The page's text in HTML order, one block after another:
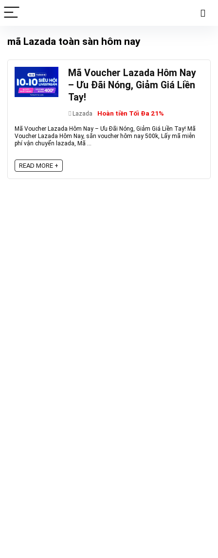
mã Lazada toàn sàn hôm nay
Mã Voucher Lazada Hôm Nay
– Ưu Đãi Nóng, Giảm Giá Liền
Tay!
Lazada Hoàn tiền Tối Đa 21%
Mã Voucher Lazada Hôm Nay – Ưu Đãi Nóng, Giảm Giá Liền Tay! Mã
Voucher Lazada Hôm Nay, săn voucher hôm nay 500k, Lấy mã miễn
phí vận chuyển lazada, Mã ...
READ MORE +